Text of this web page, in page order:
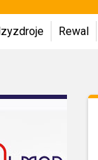
Rewal